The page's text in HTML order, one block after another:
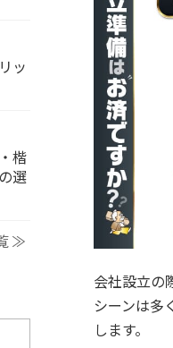
会社設立の
シーンは多
します。
ッ
楷
選
≫